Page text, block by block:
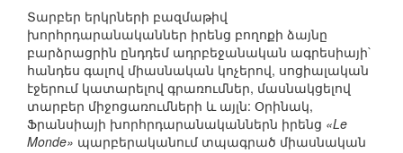
Տարբեր երկրների բազմաթիվ
խորհրդարանականներ իրենց բողոքի ձայնը
բարձրացրին ընդդեմ ադրբեջանական ագրեսիայի`
հանդես գալով միասնական կոչերով, սոցիալական
էջերում կատարելով գրառումներ, մասնակցելով
տարբեր միջոցառումների և այլն: Օրինակ,
Ֆրանսիայի խորհրդարանականներն իրենց «Le
Monde» պարբերականում տպագրած միասնական